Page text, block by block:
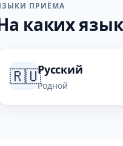
ПРИЁМА
каких
🇷🇺Русский
Родной